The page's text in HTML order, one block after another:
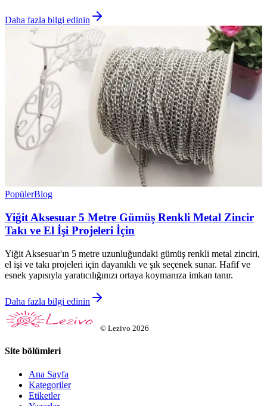
Daha fazla bilgi edinin
PopülerBlog
Yiğit Aksesuar 5 Metre Gümüş Renkli Metal Zincir
Takı ve El İşi Projeleri İçin
Yiğit Aksesuar'ın 5 metre uzunluğundaki gümüş renkli metal zinciri,
el işi ve takı projeleri için dayanıklı ve şık seçenek sunar. Hafif ve
esnek yapısıyla yaratıcılığınızı ortaya koymanıza imkan tanır.
Daha fazla bilgi edinin
© Lezivo 2026
Site bölümleri
Ana Sayfa
Kategoriler
Etiketler